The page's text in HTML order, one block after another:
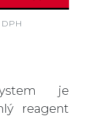
je
reagent